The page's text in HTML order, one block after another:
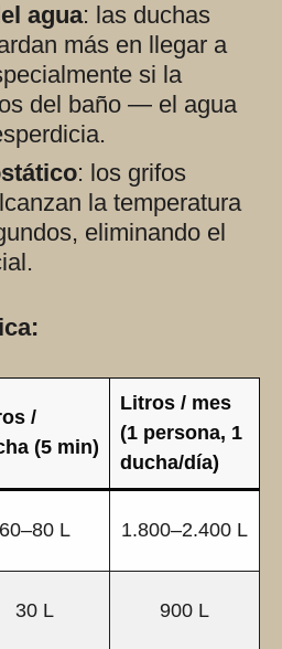
agua: las duchas
más en llegar a
si la
del baño — el agua
: los grifos
la temperatura
eliminando el
/
(5 min)
Litros / mes
(1 persona, 1
ducha/día)
60–80 L 1.800–2.400 L
30 L 900 L